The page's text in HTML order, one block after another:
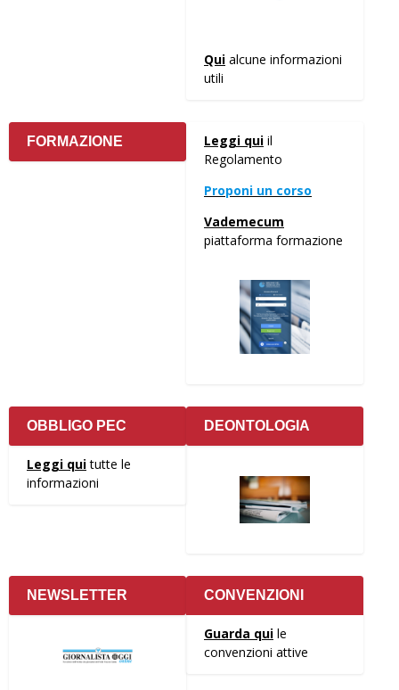
Qui alcune informazioni
utili
FORMAZIONE Leggi qui il
Regolamento
Proponi un corso
Vademecum
piattaforma formazione
OBBLIGO PEC
Leggi quitutte le
informazioni
DEONTOLOGIA
NEWSLETTER CONVENZIONI
Guarda qui le
convenzioni attive